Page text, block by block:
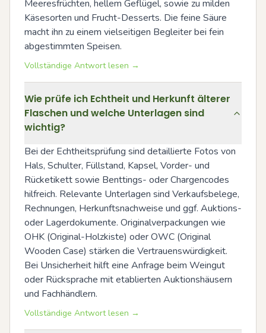
Meeresfrüchten, hellem Geflügel, sowie zu milden
Käsesorten und Frucht-Desserts. Die feine Säure
macht ihn zu einem vielseitigen Begleiter bei fein
abgestimmten Speisen.
Vollständige Antwort lesen →
Wie prüfe ich Echtheit und Herkunft älterer
Flaschen und welche Unterlagen sind
wichtig?
Bei der Echtheitsprüfung sind detaillierte Fotos von
Hals, Schulter, Füllstand, Kapsel, Vorder- und
Rücketikett sowie Benttings- oder Chargencodes
hilfreich. Relevante Unterlagen sind Verkaufsbelege,
Rechnungen, Herkunftsnachweise und ggf. Auktions-
oder Lagerdokumente. Originalverpackungen wie
OHK (Original-Holzkiste) oder OWC (Original
Wooden Case) stärken die Vertrauenswürdigkeit.
Bei Unsicherheit hilft eine Anfrage beim Weingut
oder Rücksprache mit etablierten Auktionshäusern
und Fachhändlern.
Vollständige Antwort lesen →